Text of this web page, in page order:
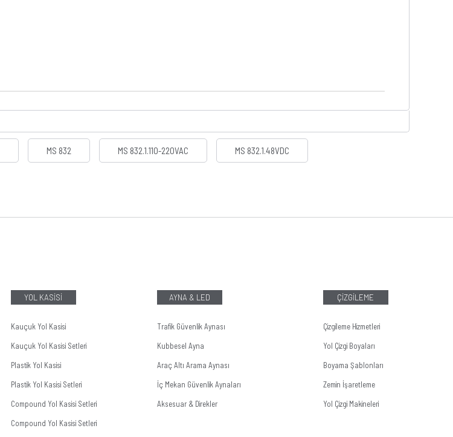
MS 832 MS 832.1.110-220VAC MS 832.1.48VDC
YOL KASİSİ
Kauçuk Yol Kasisi
Kauçuk Yol Kasisi Setleri
Plastik Yol Kasisi
Plastik Yol Kasisi Setleri
Compound Yol Kasisi Setleri
Compound Yol Kasisi Setleri
AYNA & LED
Trafik Güvenlik Aynası
Kubbesel Ayna
Araç Altı Arama Aynası
İç Mekan Güvenlik Aynaları
Aksesuar & Direkler
ÇİZGİLEME
Çizgileme Hizmetleri
Yol Çizgi Boyaları
Boyama Şablonları
Zemin İşaretleme
Yol Çizgi Makineleri